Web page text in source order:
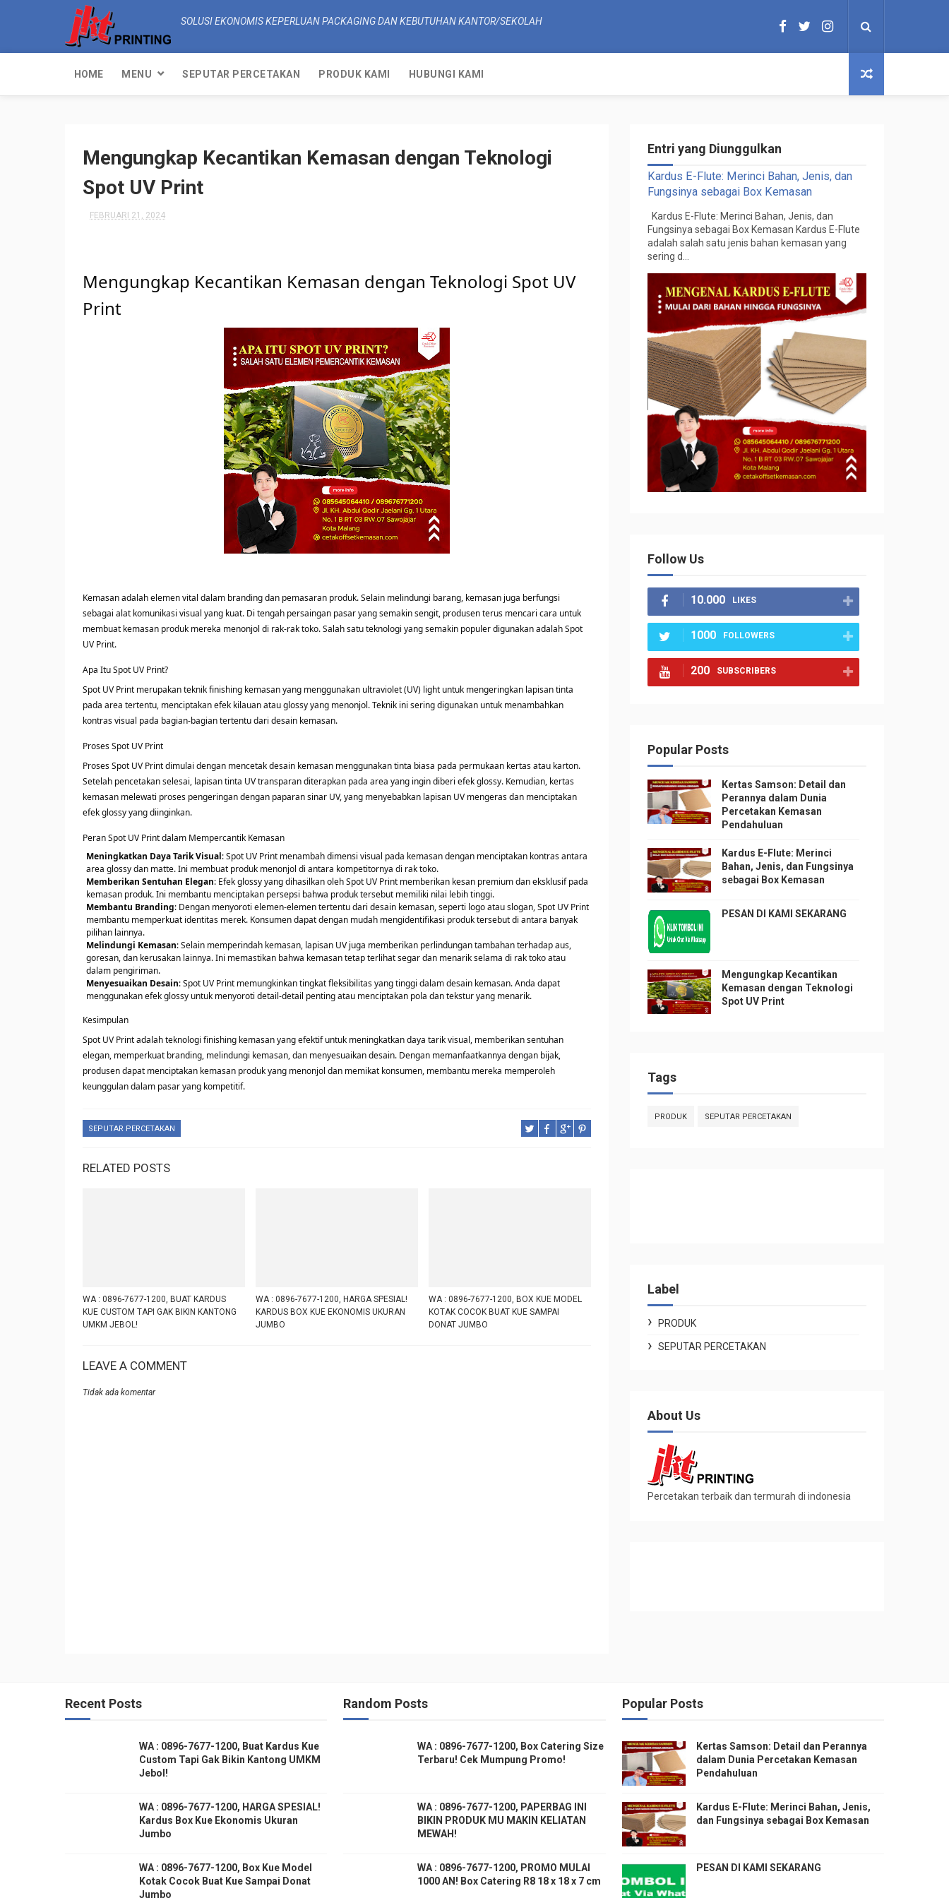
SOLUSI EKONOMIS KEPERLUAN PACKAGING DAN KEBUTUHAN KANTOR/SEKOLAH
HOME MENU SEPUTAR PERCETAKAN PRODUK KAMI HUBUNGI KAMI
Mengungkap Kecantikan Kemasan dengan Teknologi
Spot UV Print
FEBRUARI 21, 2024
Mengungkap Kecantikan Kemasan dengan Teknologi Spot UV
Print
Kemasan adalah elemen vital dalam branding dan pemasaran produk. Selain melindungi barang, kemasan juga berfungsi
sebagai alat komunikasi visual yang kuat. Di tengah persaingan pasar yang semakin sengit, produsen terus mencari cara untuk
membuat kemasan produk mereka menonjol di rak-rak toko. Salah satu teknologi yang semakin populer digunakan adalah Spot
UV Print.
Apa Itu Spot UV Print?
Spot UV Print merupakan teknik finishing kemasan yang menggunakan ultraviolet (UV) light untuk mengeringkan lapisan tinta
pada area tertentu, menciptakan efek kilauan atau glossy yang menonjol. Teknik ini sering digunakan untuk menambahkan
kontras visual pada bagian-bagian tertentu dari desain kemasan.
Proses Spot UV Print
Proses Spot UV Print dimulai dengan mencetak desain kemasan menggunakan tinta biasa pada permukaan kertas atau karton.
Setelah pencetakan selesai, lapisan tinta UV transparan diterapkan pada area yang ingin diberi efek glossy. Kemudian, kertas
kemasan melewati proses pengeringan dengan paparan sinar UV, yang menyebabkan lapisan UV mengeras dan menciptakan
efek glossy yang diinginkan.
Peran Spot UV Print dalam Mempercantik Kemasan
Meningkatkan Daya Tarik Visual: Spot UV Print menambah dimensi visual pada kemasan dengan menciptakan kontras antara
area glossy dan matte. Ini membuat produk menonjol di antara kompetitornya di rak toko.
Memberikan Sentuhan Elegan: Efek glossy yang dihasilkan oleh Spot UV Print memberikan kesan premium dan eksklusif pada
kemasan produk. Ini membantu menciptakan persepsi bahwa produk tersebut memiliki nilai lebih tinggi.
Membantu Branding: Dengan menyoroti elemen-elemen tertentu dari desain kemasan, seperti logo atau slogan, Spot UV Print
membantu memperkuat identitas merek. Konsumen dapat dengan mudah mengidentifikasi produk tersebut di antara banyak
pilihan lainnya.
Melindungi Kemasan: Selain memperindah kemasan, lapisan UV juga memberikan perlindungan tambahan terhadap aus,
goresan, dan kerusakan lainnya. Ini memastikan bahwa kemasan tetap terlihat segar dan menarik selama di rak toko atau
dalam pengiriman.
Menyesuaikan Desain: Spot UV Print memungkinkan tingkat fleksibilitas yang tinggi dalam desain kemasan. Anda dapat
menggunakan efek glossy untuk menyoroti detail-detail penting atau menciptakan pola dan tekstur yang menarik.
Kesimpulan
Spot UV Print adalah teknologi finishing kemasan yang efektif untuk meningkatkan daya tarik visual, memberikan sentuhan
elegan, memperkuat branding, melindungi kemasan, dan menyesuaikan desain. Dengan memanfaatkannya dengan bijak,
produsen dapat menciptakan kemasan produk yang menonjol dan memikat konsumen, membantu mereka memperoleh
keunggulan dalam pasar yang kompetitif.
SEPUTAR PERCETAKAN
RELATED POSTS
WA : 0896-7677-1200, BUAT KARDUS
KUE CUSTOM TAPI GAK BIKIN KANTONG
UMKM JEBOL!
WA : 0896-7677-1200, HARGA SPESIAL!
KARDUS BOX KUE EKONOMIS UKURAN
JUMBO
WA : 0896-7677-1200, BOX KUE MODEL
KOTAK COCOK BUAT KUE SAMPAI
DONAT JUMBO
LEAVE A COMMENT
Tidak ada komentar
Entri yang Diunggulkan
Kardus E-Flute: Merinci Bahan, Jenis, dan
Fungsinya sebagai Box Kemasan
Kardus E-Flute: Merinci Bahan, Jenis, dan
Fungsinya sebagai Box Kemasan Kardus E-Flute
adalah salah satu jenis bahan kemasan yang
sering d...
Follow Us
10.000 LIKES
1000 FOLLOWERS
200 SUBSCRIBERS
Popular Posts
Kertas Samson: Detail dan
Perannya dalam Dunia
Percetakan Kemasan
Pendahuluan
Kardus E-Flute: Merinci
Bahan, Jenis, dan Fungsinya
sebagai Box Kemasan
PESAN DI KAMI SEKARANG
Mengungkap Kecantikan
Kemasan dengan Teknologi
Spot UV Print
Tags
PRODUK SEPUTAR PERCETAKAN
Label
PRODUK
SEPUTAR PERCETAKAN
About Us
Percetakan terbaik dan termurah di indonesia
Recent Posts
WA : 0896-7677-1200, Buat Kardus Kue
Custom Tapi Gak Bikin Kantong UMKM
Jebol!
WA : 0896-7677-1200, HARGA SPESIAL!
Kardus Box Kue Ekonomis Ukuran
Jumbo
WA : 0896-7677-1200, Box Kue Model
Kotak Cocok Buat Kue Sampai Donat
Jumbo
Random Posts
WA : 0896-7677-1200, Box Catering Size
Terbaru! Cek Mumpung Promo!
WA : 0896-7677-1200, PAPERBAG INI
BIKIN PRODUK MU MAKIN KELIATAN
MEWAH!
WA : 0896-7677-1200, PROMO MULAI
1000 AN! Box Catering R8 18 x 18 x 7 cm
Popular Posts
Kertas Samson: Detail dan Perannya
dalam Dunia Percetakan Kemasan
Pendahuluan
Kardus E-Flute: Merinci Bahan, Jenis,
dan Fungsinya sebagai Box Kemasan
PESAN DI KAMI SEKARANG